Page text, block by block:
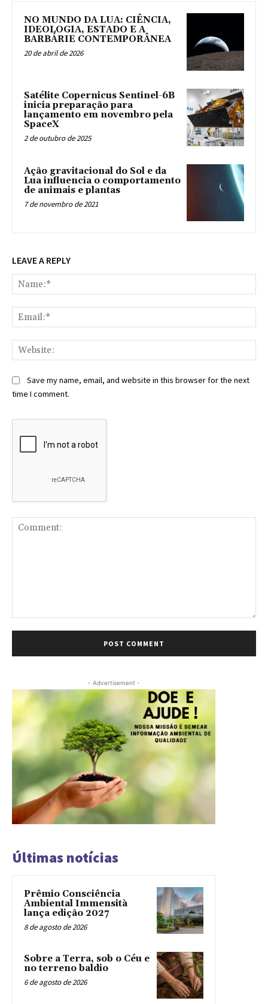
NO MUNDO DA LUA: CIÊNCIA,
IDEOLOGIA, ESTADO E A
BARBÁRIE CONTEMPORÂNEA
20 de abril de 2026
Satélite Copernicus Sentinel-6B
inicia preparação para
lançamento em novembro pela
SpaceX
2 de outubro de 2025
Ação gravitacional do Sol e da
Lua influencia o comportamento
de animais e plantas
7 de novembro de 2021
LEAVE A REPLY
Save my name, email, and website in this browser for the next
time I comment.
- Advertisement -
Últimas notícias
Prêmio Consciência
Ambiental Immensità
lança edição 2027
8 de agosto de 2026
Sobre a Terra, sob o Céu e
no terreno baldio
6 de agosto de 2026